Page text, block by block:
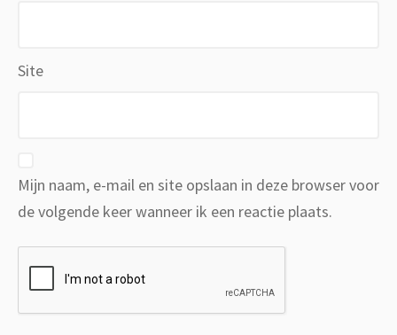
Site
Mijn naam, e-mail en site opslaan in deze browser voor
de volgende keer wanneer ik een reactie plaats.